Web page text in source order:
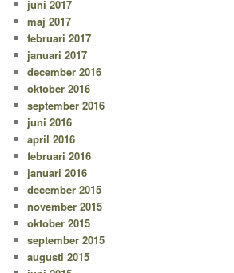
juni 2017
maj 2017
februari 2017
januari 2017
december 2016
oktober 2016
september 2016
juni 2016
april 2016
februari 2016
januari 2016
december 2015
november 2015
oktober 2015
september 2015
augusti 2015